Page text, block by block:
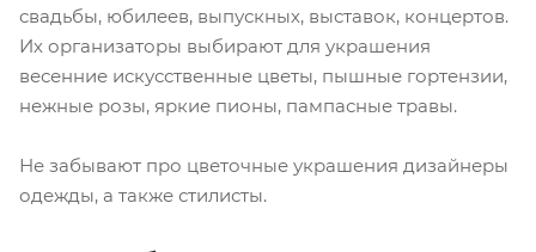
свадьбы, юбилеев, выпускных, выставок, концертов.
Их организаторы выбирают для украшения
весенние искусственные цветы, пышные гортензии,
нежные розы, яркие пионы, пампасные травы.
Не забывают про цветочные украшения дизайнеры
одежды, а также стилисты.